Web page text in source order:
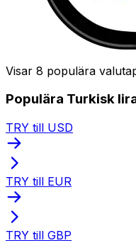
Visar 8 populära
Populära Turkisk
TRY till USD
TRY till EUR
TRY till GBP